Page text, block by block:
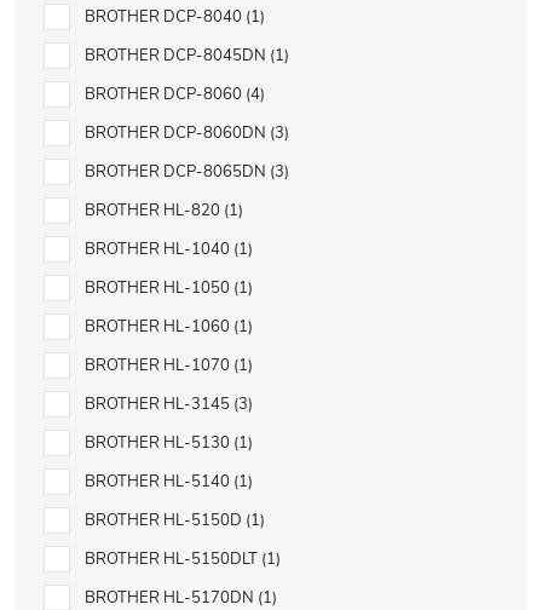
BROTHER DCP-8040 1
BROTHER DCP-8045DN 1
BROTHER DCP-8060 4
BROTHER DCP-8060DN 3
BROTHER DCP-8065DN 3
BROTHER HL-820 1
BROTHER HL-1040 1
BROTHER HL-1050 1
BROTHER HL-1060 1
BROTHER HL-1070 1
BROTHER HL-3145 3
BROTHER HL-5130 1
BROTHER HL-5140 1
BROTHER HL-5150D 1
BROTHER HL-5150DLT 1
BROTHER HL-5170DN 1